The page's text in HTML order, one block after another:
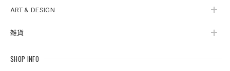
ART & DESIGN
雑貨
SHOP INFO